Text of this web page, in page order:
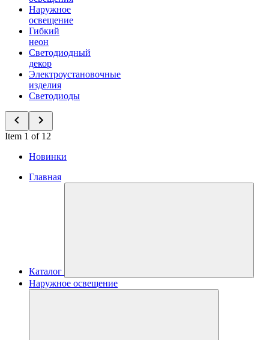
Наружное
освещение
Гибкий
неон
Светодиодный
декор
Электроустановочные
изделия
Светодиоды
Item 1 of 12
Новинки
Главная
Каталог
Наружное освещение